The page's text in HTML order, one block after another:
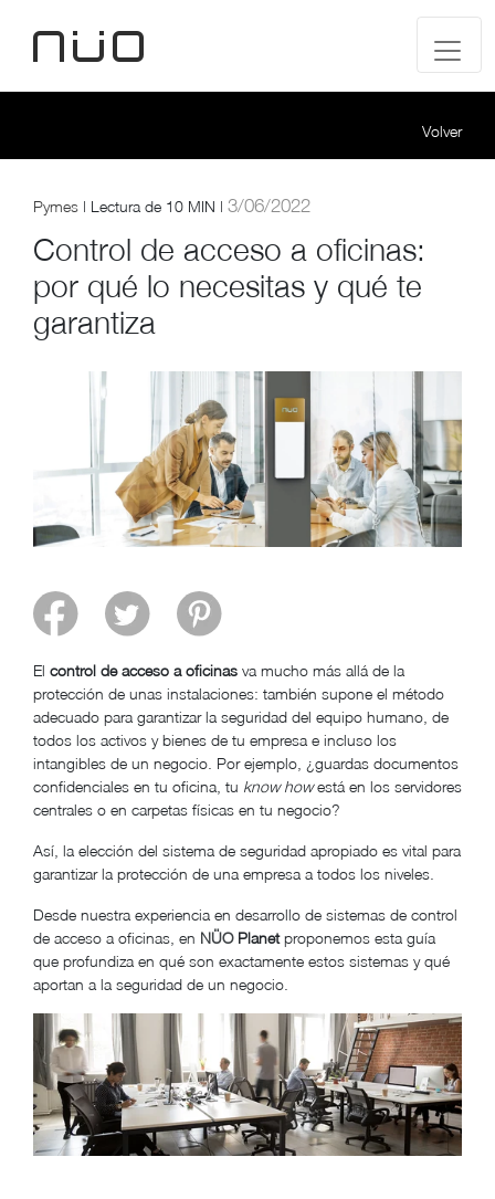
Volver
Pymes | Lectura de 10 MIN | 3/06/2022
Control de acceso a oficinas:
por qué lo necesitas y qué te
garantiza
El control de acceso a oficinas va mucho más allá de la
protección de unas instalaciones: también supone el método
adecuado para garantizar la seguridad del equipo humano, de
todos los activos y bienes de tu empresa e incluso los
intangibles de un negocio. Por ejemplo, ¿guardas documentos
confidenciales en tu oficina, tu know howestá en los servidores
centrales o en carpetas físicas en tu negocio?
Así, la elección del sistema de seguridad apropiado es vital para
garantizar la protección de una empresa a todos los niveles.
Desde nuestra experiencia en desarrollo de sistemas de control
de acceso a oficinas, en NÜO Planetproponemos esta guía
que profundiza en qué son exactamente estos sistemas y qué
aportan a la seguridad de un negocio.